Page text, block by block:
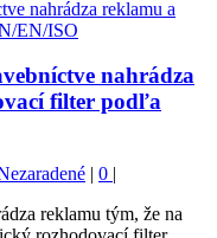
nahrádza
filter podľa
| 0 |
reklamu tým, že na